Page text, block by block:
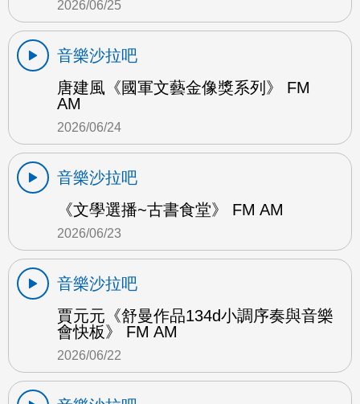
2026/06/25
音樂沙拉吧
唐建風《國軍文藝金像獎系列》 FM
AM
2026/06/24
音樂沙拉吧
《文學選播~古書食堂》 FM AM
2026/06/23
音樂沙拉吧
賈元元《舒曼作品134d小調序奏與音樂
會快板》 FM AM
2026/06/22